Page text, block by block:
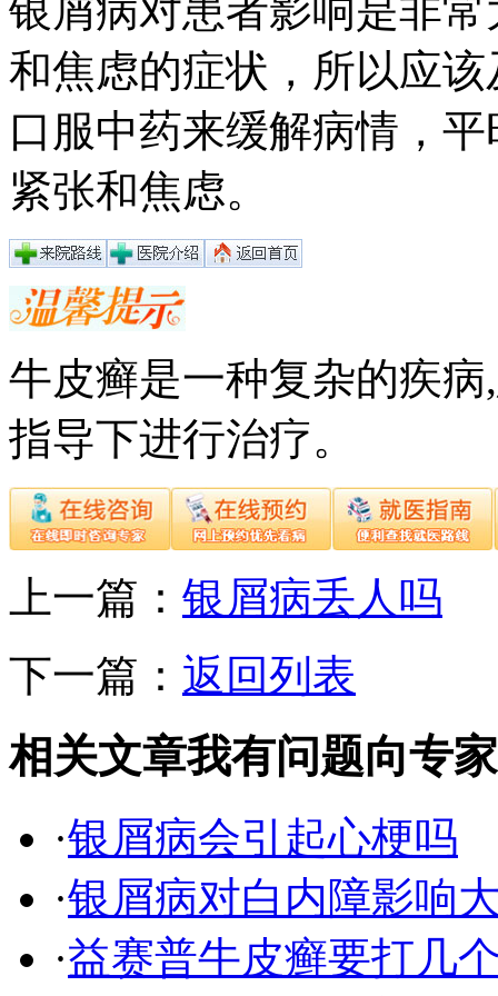
银屑病对患者影响是非
和焦虑的症状，所以应
口服中药来缓解病情，
紧张和焦虑。
牛皮癣是一种复杂的疾
指导下进行治疗。
上一篇： 银屑病丢人吗
下一篇： 返回列表
相关文章我有问题向专
·银屑病会引起心梗吗
·银屑病对白内障影响
·益赛普牛皮癣要打几